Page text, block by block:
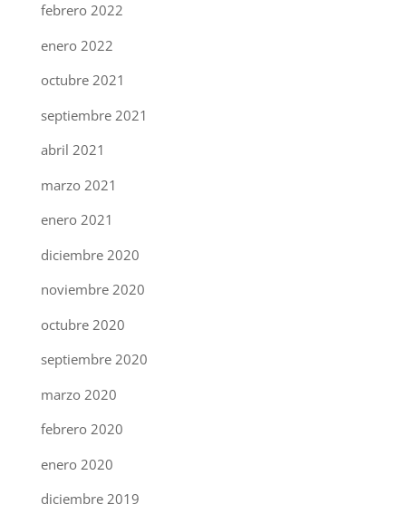
febrero 2022
enero 2022
octubre 2021
septiembre 2021
abril 2021
marzo 2021
enero 2021
diciembre 2020
noviembre 2020
octubre 2020
septiembre 2020
marzo 2020
febrero 2020
enero 2020
diciembre 2019